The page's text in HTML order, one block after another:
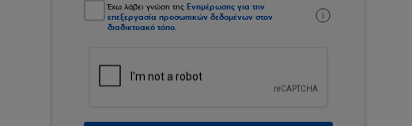
Έχω λάβει γνώση της Ενημέρωσης για την
επεξεργασία προσωπικών δεδομένων στον
διαδικτυακό τόπο.